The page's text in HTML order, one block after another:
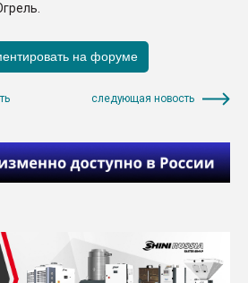
следующая новость